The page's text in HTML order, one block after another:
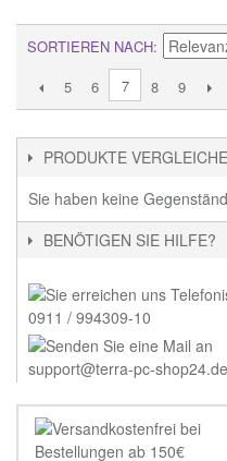
SORTIEREN NACH
5
6 7 8 9
PRODUKTE
Sie haben keine
BENÖTIGEN SIE HILFE?